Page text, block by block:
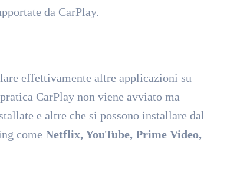
da CarPlay.
effettivamente altre applicazioni su
CarPlay non viene avviato ma
e altre che si possono installare dal
come Netflix, YouTube, Prime Video,